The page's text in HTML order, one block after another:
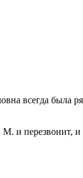
всегда была
и перезвонит,